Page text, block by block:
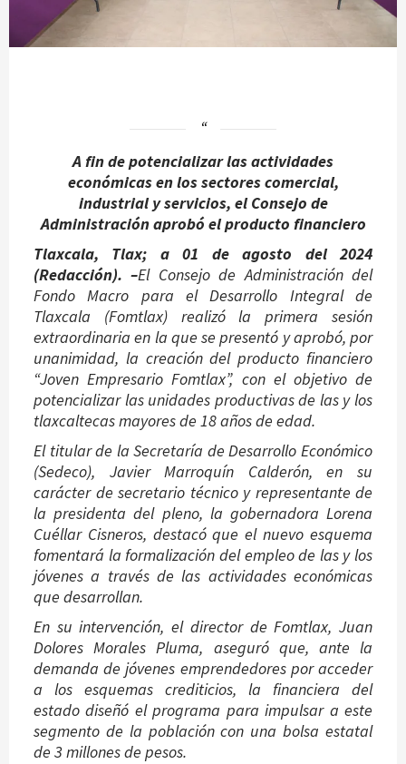
A fin de potencializar las actividades
económicas en los sectores comercial,
industrial y servicios, el Consejo de
Administración aprobó el producto financiero
Tlaxcala, Tlax; a 01 de agosto del 2024
(Redacción). –El Consejo de Administración del
Fondo Macro para el Desarrollo Integral de
Tlaxcala (Fomtlax) realizó la primera sesión
extraordinaria en la que se presentó y aprobó, por
unanimidad, la creación del producto financiero
“Joven Empresario Fomtlax”, con el objetivo de
potencializar las unidades productivas de las y los
tlaxcaltecas mayores de 18 años de edad.
El titular de la Secretaría de Desarrollo Económico
(Sedeco), Javier Marroquín Calderón, en su
carácter de secretario técnico y representante de
la presidenta del pleno, la gobernadora Lorena
Cuéllar Cisneros, destacó que el nuevo esquema
fomentará la formalización del empleo de las y los
jóvenes a través de las actividades económicas
que desarrollan.
En su intervención, el director de Fomtlax, Juan
Dolores Morales Pluma, aseguró que, ante la
demanda de jóvenes emprendedores por acceder
a los esquemas crediticios, la financiera del
estado diseñó el programa para impulsar a este
segmento de la población con una bolsa estatal
de 3 millones de pesos.